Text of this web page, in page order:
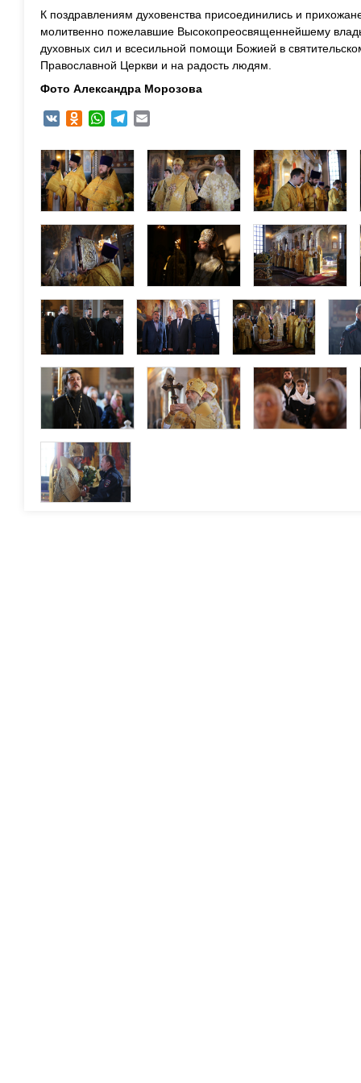
К поздравлениям духовенства присоединились и
молитвенно пожелавшие Высокопреосвященнейшему
духовных сил и всесильной помощи Божией в
Православной Церкви и на радость людям.
Фото Александра Морозова
VK Odnoklassniki
WhatsAppTelegram